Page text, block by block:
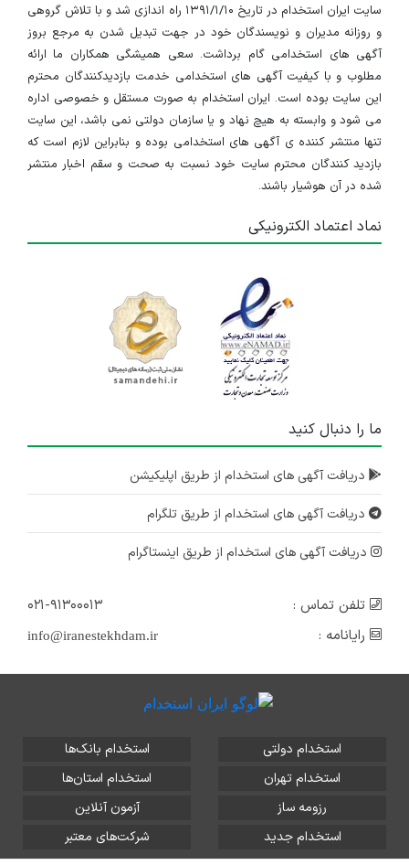
سایت ایران استخدام در تاریخ ۱۳۹۱/۱/۱۰ راه اندازی شد و با تلاش گروهی
و روزانه مدیران و نویسندگان خود در جهت تبدیل شدن به مرجع بروز
آگهی های استخدامی گام برداشت. سعی همیشگی همکاران ما ارائه
مطلوب و با کیفیت آگهی های استخدامی خدمت بازدیدکنندگان محترم
این سایت بوده است. ایران استخدام به صورت مستقل و خصوصی اداره
می شود و وابسته به هیچ نهاد و یا سازمان دولتی نمی باشد، این سایت
تنها منتشر کننده ی آگهی های استخدامی بوده و بنابراین لازم است که
بازدید کنندگان محترم سایت خود نسبت به صحت و سقم اخبار منتشر
شده در آن هوشیار باشند.
نماد اعتماد الکترونیکی
ما را دنبال کنید
دریافت آگهی های استخدام از طریق اپلیکیشن
دریافت آگهی های استخدام از طریق تلگرام
دریافت آگهی های استخدام از طریق اینستاگرام
تلفن تماس :
۰۲۱-۹۱۳۰۰۰۱۳
رایانامه :
info@iranestekhdam.ir
استخدام دولتی
استخدام بانک‌ها
استخدام تهران
استخدام استان‌ها
رزومه ساز
آزمون آنلاین
استخدام جدید
شرکت‌های معتبر